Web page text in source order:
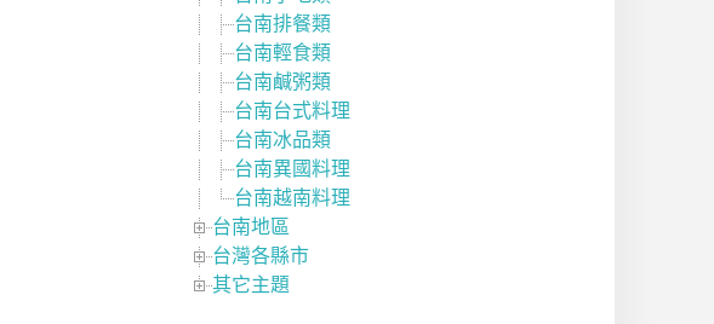
台南排餐類
台南輕食類
台南鹹粥類
台南台式料理
台南冰品類
台南異國料理
台南越南料理
台南地區
台灣各縣市
其它主題